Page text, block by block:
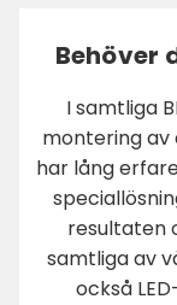
Behöver
I samtliga
montering
har lång
resultaten
samtliga av
också